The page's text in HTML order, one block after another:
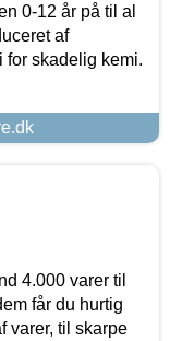
0-12 år på til al
af
for skadelig kemi.
4.000 varer til
får du hurtig
varer, til skarpe